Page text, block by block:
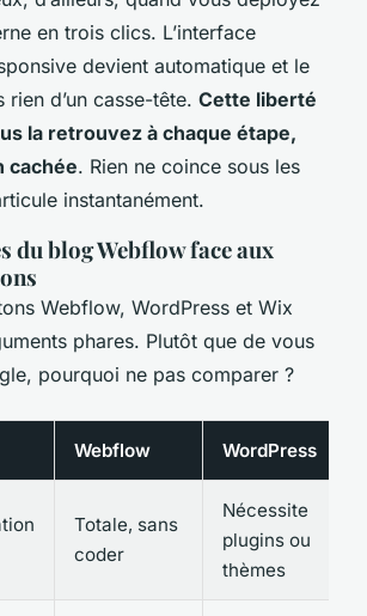
en trois clics. L’interface
devient automatique et le
rien d’un casse-tête. Cette liberté
la retrouvez à chaque étape,
cachée. Rien ne coince sous les
instantanément.
du blog Webflow face aux
Webflow, WordPress et Wix
phares. Plutôt que de vous
pourquoi ne pas comparer ?
Webflow WordPress
Totale, sans
coder
Nécessite
plugins ou
thèmes